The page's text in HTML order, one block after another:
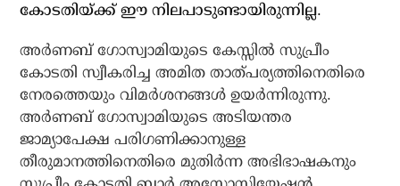
കോടതിയ്ക്ക് ഈ നിലപാടുണ്ടായിരുന്നില്ല.
അര്‍ണബ് ഗോസ്വാമിയുടെ കേസ്സില്‍ സുപ്രീം
കോടതി സ്വീകരിച്ച അമിത താത്പര്യത്തിനെതിരെ
നേരത്തെയും വിമര്‍ശനങ്ങള്‍ ഉയര്‍ന്നിരുന്നു.
അര്‍ണബ് ഗോസ്വാമിയുടെ അടിയന്തര
ജാമ്യാപേക്ഷ പരിഗണിക്കാനുള്ള
തീരുമാനത്തിനെതിരെ മുതിര്‍ന്ന അഭിഭാഷകനും